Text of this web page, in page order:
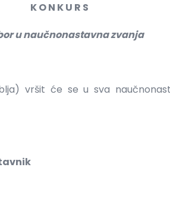
K O N K U R S
u naučnonastavna zvanja
vršit će se u sva